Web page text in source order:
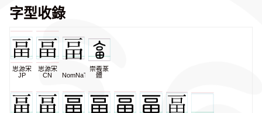
字型收錄
思源宋
JP
思源宋
CN
NomNaTong
崇羲篆
體